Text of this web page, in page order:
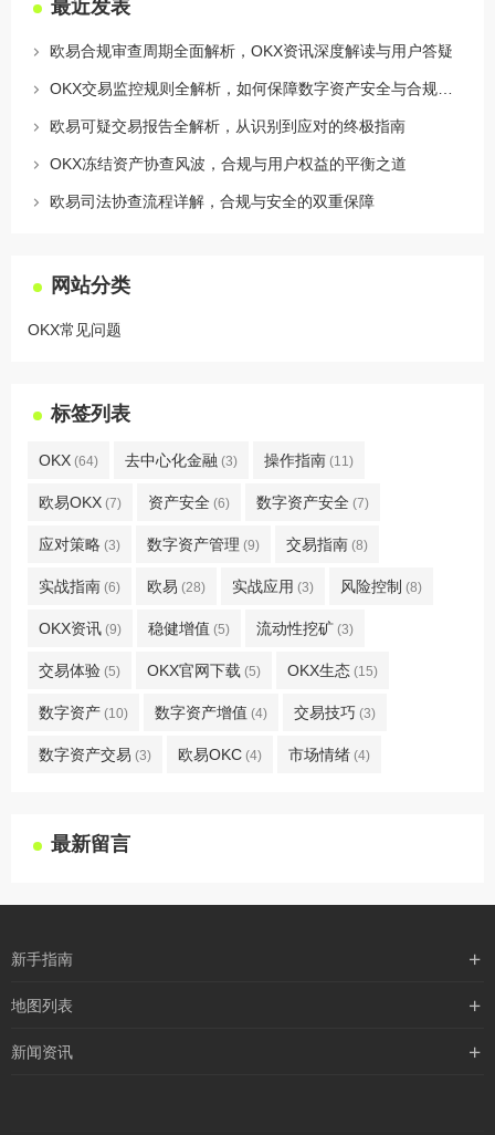
最近发表
欧易合规审查周期全面解析，OKX资讯深度解读与用户答疑
欧易可疑交易报告全解析，从识别到应对的终极指南
OKX冻结资产协查风波，合规与用户权益的平衡之道
欧易司法协查流程详解，合规与安全的双重保障
网站分类
OKX常见问题
标签列表
OKX (64) 去中心化金融 (3) 操作指南 (11)
欧易OKX (7) 资产安全 (6) 数字资产安全 (7)
应对策略 (3) 数字资产管理 (9) 交易指南 (8)
实战指南 (6) 欧易 (28) 实战应用 (3) 风险控制 (8)
OKX资讯 (9) 稳健增值 (5) 流动性挖矿 (3)
交易体验 (5) OKX官网下载 (5) OKX生态 (15)
数字资产 (10) 数字资产增值 (4) 交易技巧 (3)
数字资产交易 (3) 欧易OKC (4) 市场情绪 (4)
最新留言
新手指南
购买流程
地图列表
最新文章
新闻资讯